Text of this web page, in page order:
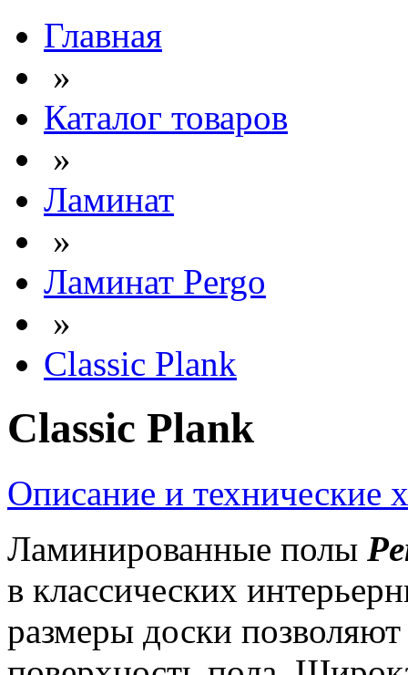
Главная
»
Каталог товаров
»
Ламинат
»
Ламинат Pergo
»
Classic Plank
Classic Plank
Описание и технические
Ламинированные полы
в классических
размеры доски